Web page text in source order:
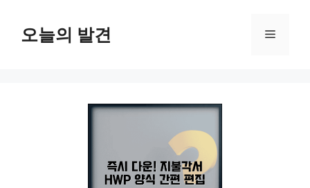
오늘의 발견 메